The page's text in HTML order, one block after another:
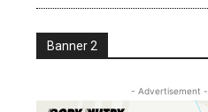
Banner 2
- Advertisement -